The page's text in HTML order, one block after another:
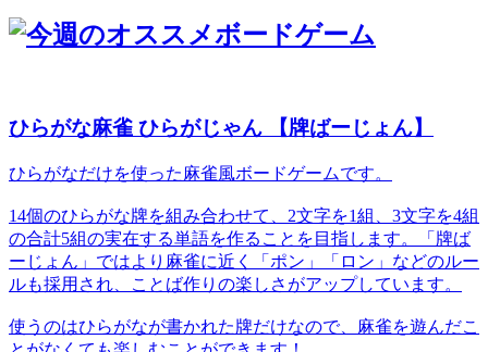
ひらがな麻雀 ひらがじゃん 【牌ばーじょん】
ひらがなだけを使った麻雀風ボードゲームです。
14個のひらがな牌を組み合わせて、2文字を1組、3文字を4組
の合計5組の実在する単語を作ることを目指します。「牌ば
ーじょん」ではより麻雀に近く「ポン」「ロン」などのルー
ルも採用され、ことば作りの楽しさがアップしています。
使うのはひらがなが書かれた牌だけなので、麻雀を遊んだこ